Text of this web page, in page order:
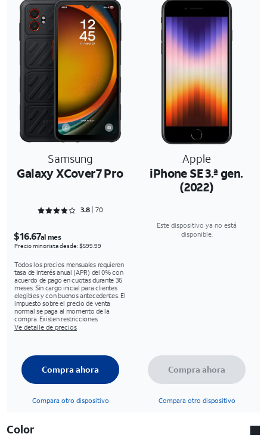
Samsung
Galaxy XCover7 Pro
Apple
iPhone SE 3.ª gen.
(2022)
Rated 3.8429 out of 5
3.8 70
$16.67al mes
Precio minorista desde: $599.99
Todos los precios mensuales requieren
tasa de interés anual (APR) del 0% con
acuerdo de pago en cuotas durante 36
meses. Sin cargo inicial para clientes
elegibles y con buenos antecedentes. El
impuesto sobre el precio de venta
normal se paga al momento de la
compra. Existen restricciones.
Ve detalle de precios
Este dispositivo ya no está
disponible.
Compra ahora
Compara otro dispositivo
Compra ahora
Compara otro dispositivo
Color